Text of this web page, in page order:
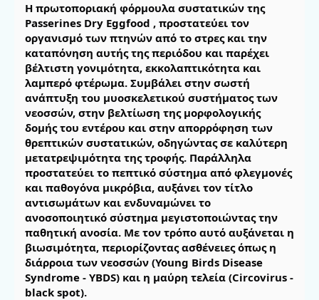
Η πρωτοποριακή φόρμουλα συστατικών της
Passerines Dry Eggfood , προστατεύει τον
οργανισμό των πτηνών από το στρες και την
καταπόνηση αυτής της περιόδου και παρέχει
βέλτιστη γονιμότητα, εκκολαπτικότητα και
λαμπερό φτέρωμα. Συμβάλει στην σωστή
ανάπτυξη του μυοσκελετικού συστήματος των
νεοσσών, στην βελτίωση της μορφολογικής
δομής του εντέρου και στην απορρόφηση των
θρεπτικών συστατικών, οδηγώντας σε καλύτερη
μετατρεψιμότητα της τροφής. Παράλληλα
προστατεύει το πεπτικό σύστημα από φλεγμονές
και παθογόνα μικρόβια, αυξάνει τον τίτλο
αντισωμάτων και ενδυναμώνει το
ανοσοποιητικό σύστημα μεγιστοποιώντας την
παθητική ανοσία. Με τον τρόπο αυτό αυξάνεται η
βιωσιμότητα, περιορίζοντας ασθένειες όπως η
διάρροια των νεοσσών (Young Birds Disease
Syndrome - YBDS) και η μαύρη τελεία (Circovirus -
black spot).